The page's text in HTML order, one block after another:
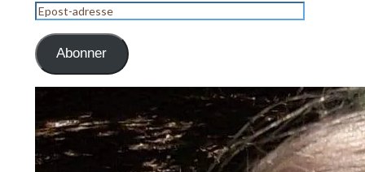
Epost-
adresse
Abonner